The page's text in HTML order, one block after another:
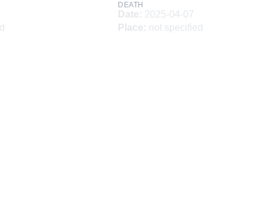
DEATH
Date: 2025-04-07
Place: not specified